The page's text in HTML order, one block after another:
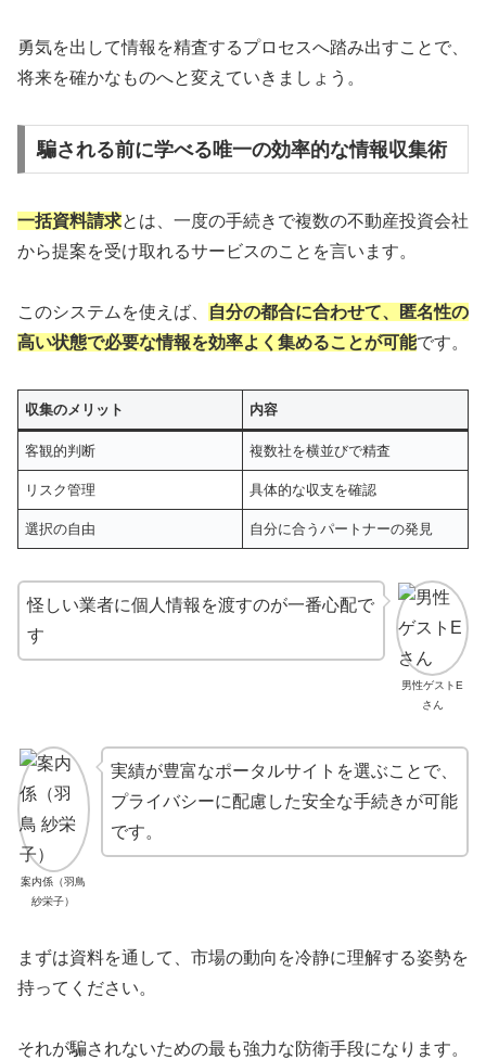
勇気を出して情報を精査するプロセスへ踏み出すことで、
将来を確かなものへと変えていきましょう。
騙される前に学べる唯一の効率的な情報収集術
一括資料請求とは、一度の手続きで複数の不動産投資会社
から提案を受け取れるサービスのことを言います。
このシステムを使えば、
自分の都合に合わせて、匿名性の
高い状態で必要な情報を効率よく集めることが可能です。
収集のメリット 内容
客観的判断 複数社を横並びで精査
リスク管理 具体的な収支を確認
選択の自由 自分に合うパートナーの発見
男性ゲストE
さん
怪しい業者に個人情報を渡すのが一番心配で
す
案内係（羽鳥
紗栄子）
実績が豊富なポータルサイトを選ぶことで、
プライバシーに配慮した安全な手続きが可能
です。
まずは資料を通して、市場の動向を冷静に理解する姿勢を
持ってください。
それが騙されないための最も強力な防衛手段になります。